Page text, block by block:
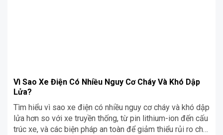
Vì Sao Xe Điện Có Nhiều Nguy Cơ Cháy Và Khó Dập
Lửa?
Tìm hiểu vì sao xe điện có nhiều nguy cơ cháy và khó dập
lửa hơn so với xe truyền thống, từ pin lithium-ion đến cấu
trúc xe, và các biện pháp an toàn để giảm thiểu rủi ro cho